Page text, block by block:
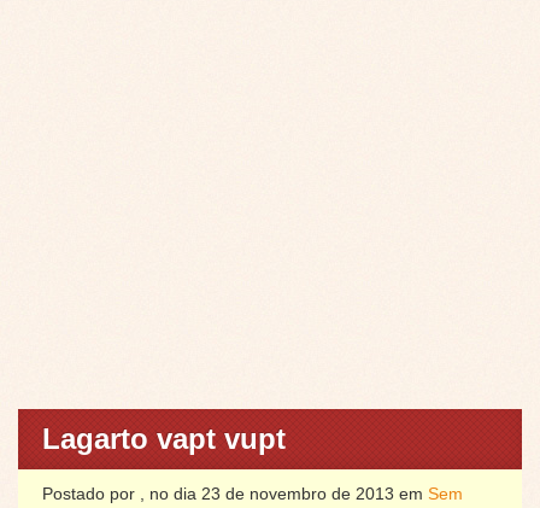
Lagarto vapt vupt
Postado por , no dia 23 de novembro de 2013 em Sem